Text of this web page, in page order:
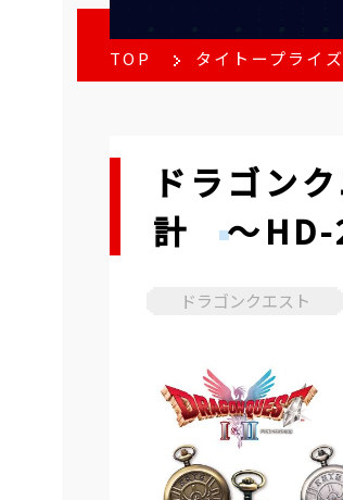
TOP タイトープライズ
ドラゴン
計 ～HD-
ドラゴンクエスト